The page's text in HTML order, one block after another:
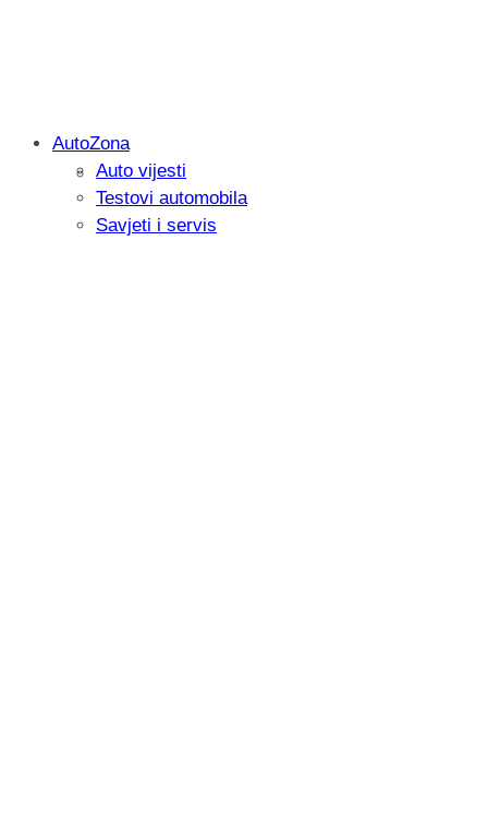
Savjetujemo: Što učiniti kada vaš
AutoZona
Auto vijesti
Testovi automobila
Savjeti i servis